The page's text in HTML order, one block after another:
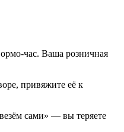
час. Ваша розничная
привяжите её к
сами» — вы теряете